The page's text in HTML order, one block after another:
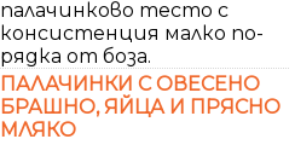
палачинково тесто с
консистенция малко по-
рядка от боза.
ПАЛАЧИНКИ С ОВЕСЕНО
БРАШНО, ЯЙЦА И ПРЯСНО
МЛЯКО